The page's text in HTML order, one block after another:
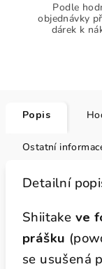
Podle
objednávky
dárek k
Popis
Ostatní
Detailní
Shiitake ve
prášku
se usušená